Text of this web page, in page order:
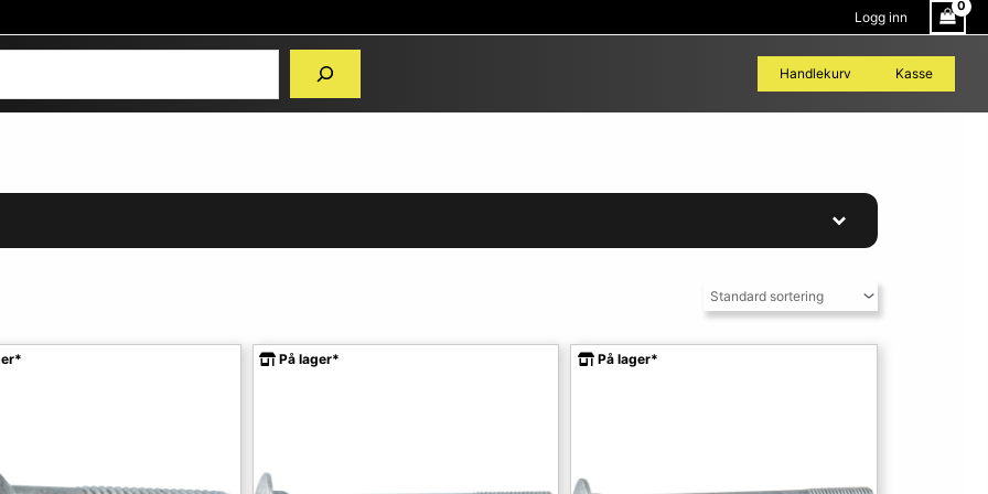
Logg inn
Handlekurv
Kasse
På lager* På lager*